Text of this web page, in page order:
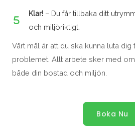
Klar! – Du får tillbaka ditt
och miljöriktigt.
Vårt mål är att du ska kunna luta
problemet. Allt arbete sker med
både din bostad och miljön.
Boka Nu